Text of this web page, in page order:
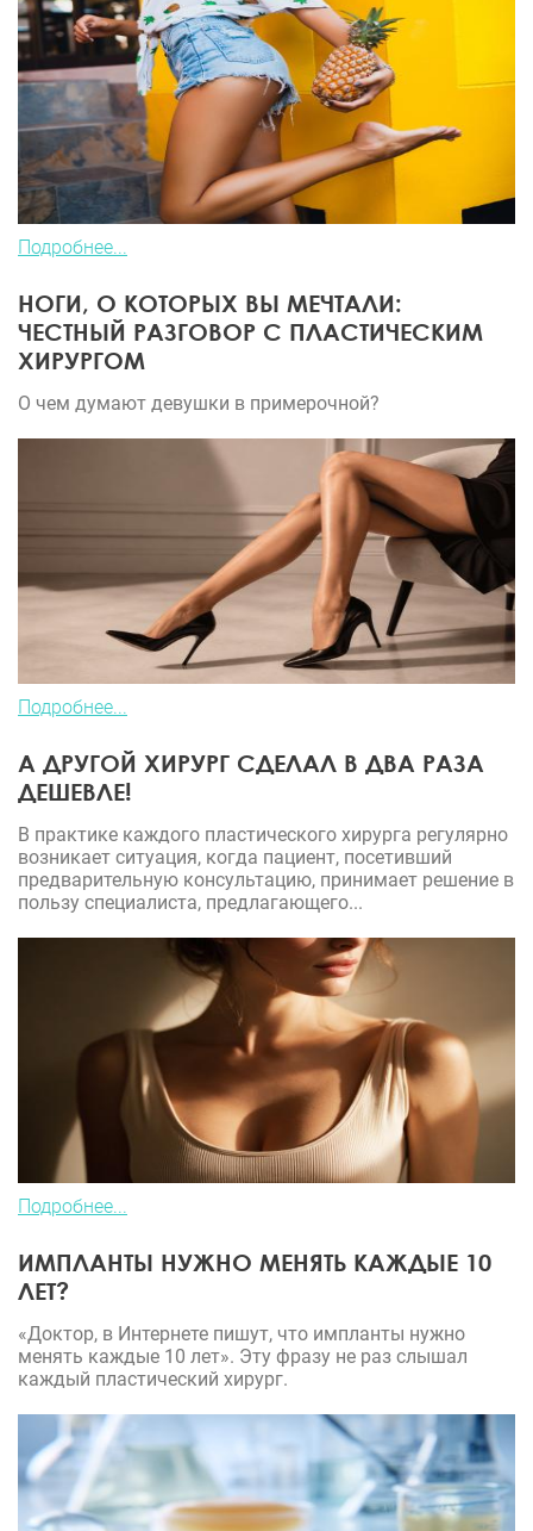
Подробнее...
НОГИ, О КОТОРЫХ ВЫ МЕЧТАЛИ:
ЧЕСТНЫЙ РАЗГОВОР С ПЛАСТИЧЕСКИМ
ХИРУРГОМ
О чем думают девушки в примерочной?
Подробнее...
А ДРУГОЙ ХИРУРГ СДЕЛАЛ В ДВА РАЗА
ДЕШЕВЛЕ!
В практике каждого пластического хирурга регулярно
возникает ситуация, когда пациент, посетивший
предварительную консультацию, принимает решение в
пользу специалиста, предлагающего...
Подробнее...
ИМПЛАНТЫ НУЖНО МЕНЯТЬ КАЖДЫЕ 10
ЛЕТ?
«Доктор, в Интернете пишут, что импланты нужно
менять каждые 10 лет». Эту фразу не раз слышал
каждый пластический хирург.